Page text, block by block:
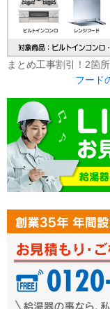
まとめ工事割引！2箇
フード